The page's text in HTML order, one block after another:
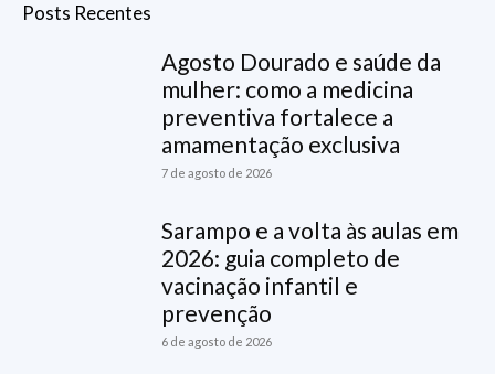
Posts Recentes
Agosto Dourado e saúde da
mulher: como a medicina
preventiva fortalece a
amamentação exclusiva
7 de agosto de 2026
Sarampo e a volta às aulas em
2026: guia completo de
vacinação infantil e
prevenção
6 de agosto de 2026